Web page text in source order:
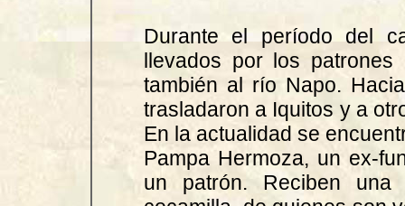
Durante el período del
llevados por los
también al río Napo.
trasladaron a Iquitos y a
En la actualidad se
Pampa Hermoza, un ex-
un patrón. Reciben